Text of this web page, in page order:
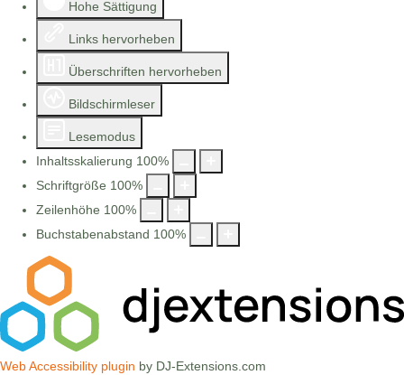
Hohe Sättigung
Links hervorheben
Überschriften hervorheben
Bildschirmleser
Lesemodus
Inhaltsskalierung 100%
Schriftgröße 100%
Zeilenhöhe 100%
Buchstabenabstand 100%
Web Accessibility plugin by DJ-Extensions.com